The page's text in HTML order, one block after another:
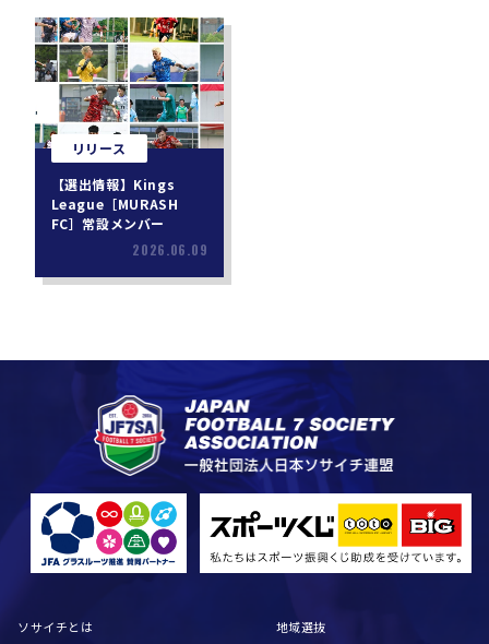
リリース
【選出情報】Kings
League［MURASH
FC］常設メンバー
2026.06.09
ソサイチとは 地域選抜